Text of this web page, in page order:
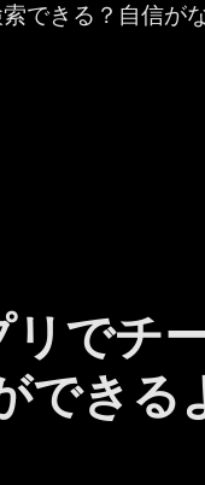
できる？自信が
QRコードで検索で
でチ
できる